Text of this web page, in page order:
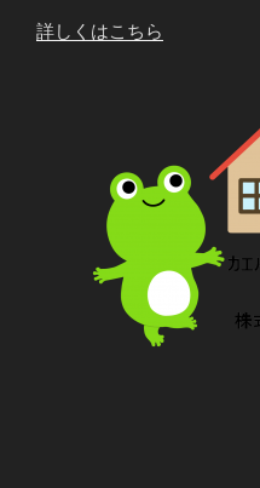
詳しくはこちら